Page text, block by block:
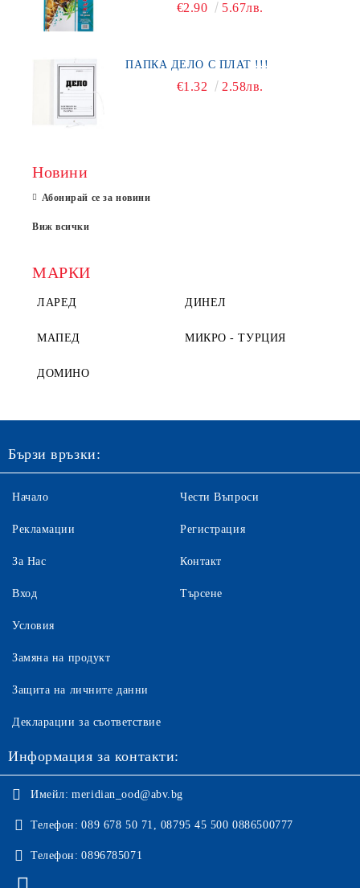
€2.90 5.67лв.
ПАПКА ДЕЛО С ПЛАТ !!!
€1.32 2.58лв.
Новини
Абонирай се за новини
Виж всички
МАРКИ
ЛАРЕД ДИНЕЛ
МАПЕД МИКРО - ТУРЦИЯ
ДОМИНО
Бързи връзки:
Начало
Рекламации
За Нас
Вход
Чести Въпроси
Регистрация
Контакт
Търсене
Условия
Замяна на продукт
Защита на личните данни
Декларации за съответствие
Информация за контакти:
Имейл: meridian_ood@abv.bg
Телефон: 089 678 50 71, 08795 45 500 0886500777
Телефон: 0896785071